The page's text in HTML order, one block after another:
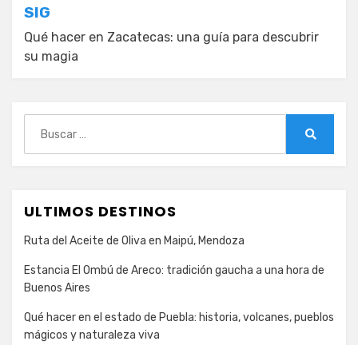
SIG
Qué hacer en Zacatecas: una guía para descubrir
su magia
ULTIMOS DESTINOS
Ruta del Aceite de Oliva en Maipú, Mendoza
Estancia El Ombú de Areco: tradición gaucha a una hora de
Buenos Aires
Qué hacer en el estado de Puebla: historia, volcanes, pueblos
mágicos y naturaleza viva